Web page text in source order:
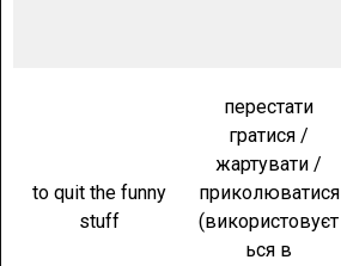
to quit the funny
stuff
перестати
гратися /
жартувати /
приколюватися
(використовуєт
ься в